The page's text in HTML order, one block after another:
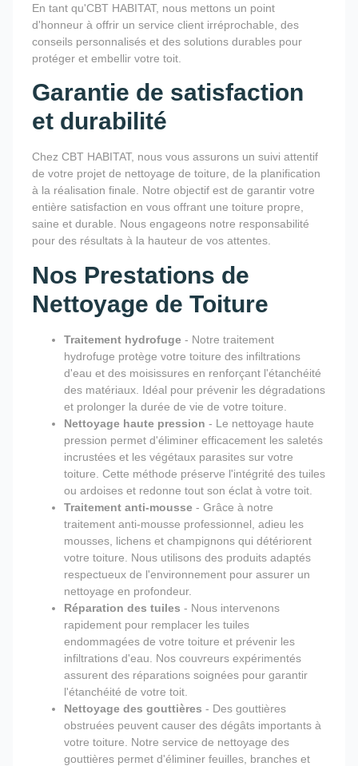
En tant qu'CBT HABITAT, nous mettons un point
d'honneur à offrir un service client irréprochable, des
conseils personnalisés et des solutions durables pour
protéger et embellir votre toit.
Garantie de satisfaction
et durabilité
Chez CBT HABITAT, nous vous assurons un suivi attentif
de votre projet de nettoyage de toiture, de la planification
à la réalisation finale. Notre objectif est de garantir votre
entière satisfaction en vous offrant une toiture propre,
saine et durable. Nous engageons notre responsabilité
pour des résultats à la hauteur de vos attentes.
Nos Prestations de
Nettoyage de Toiture
Traitement hydrofuge - Notre traitement
hydrofuge protège votre toiture des infiltrations
d'eau et des moisissures en renforçant l'étanchéité
des matériaux. Idéal pour prévenir les dégradations
et prolonger la durée de vie de votre toiture.
Nettoyage haute pression - Le nettoyage haute
pression permet d'éliminer efficacement les saletés
incrustées et les végétaux parasites sur votre
toiture. Cette méthode préserve l'intégrité des tuiles
ou ardoises et redonne tout son éclat à votre toit.
Traitement anti-mousse - Grâce à notre
traitement anti-mousse professionnel, adieu les
mousses, lichens et champignons qui détériorent
votre toiture. Nous utilisons des produits adaptés
respectueux de l'environnement pour assurer un
nettoyage en profondeur.
Réparation des tuiles - Nous intervenons
rapidement pour remplacer les tuiles
endommagées de votre toiture et prévenir les
infiltrations d'eau. Nos couvreurs expérimentés
assurent des réparations soignées pour garantir
l'étanchéité de votre toit.
Nettoyage des gouttières - Des gouttières
obstruées peuvent causer des dégâts importants à
votre toiture. Notre service de nettoyage des
gouttières permet d'éliminer feuilles, branches et